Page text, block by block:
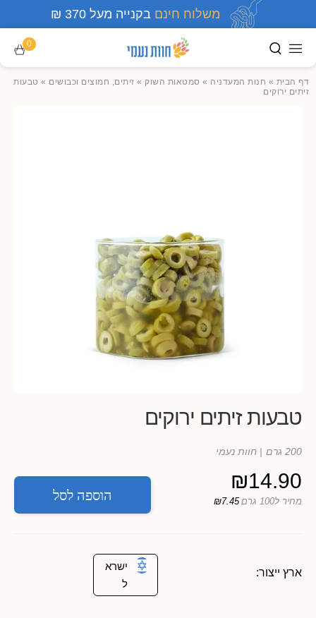
משלוח חינם בקנייה מעל 370 ₪
0
דף הבית » חנות המעדניה » סמטאות השוק » זיתים, חמוצים וכבושים » טבעות
זיתים ירוקים
טבעות זיתים ירוקים
200 גרם | חוות נעמי
₪14.90
מחיר ל100 גרם ₪7.45 הוספה לסל
ארץ ייצור:
ישרא
ל